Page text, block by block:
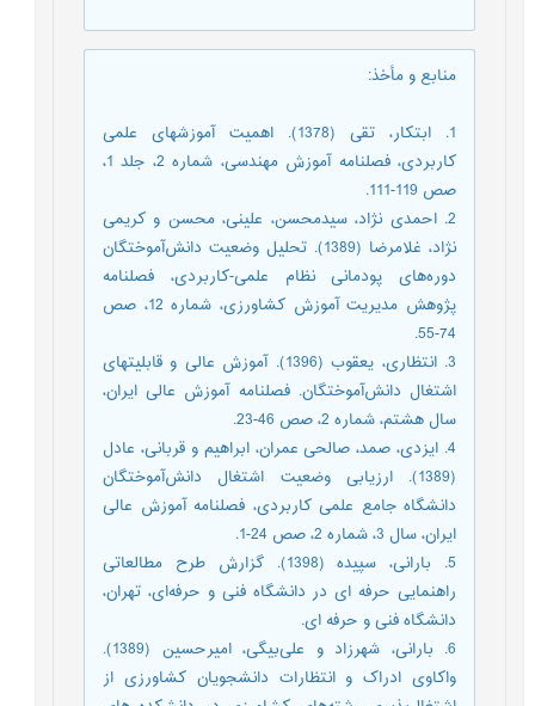
منابع و مأخذ:
1. ابتکار، تقی (1378). اهمیت آموزشهای علمی
کاربردی، فصلنامه آموزش مهندسی، شماره 2، جلد 1،
صص 119-111.
2. احمدی نژاد، سیدمحسن، علینی، محسن و کریمی
نژاد، غلامرضا (1389). تحلیل وضعیت دانش‌آموختگان
دوره‌های پودمانی نظام علمی-کاربردی، فصلنامه
پژوهش مدیریت آموزش کشاورزی، شماره 12، صص
74-55.
3. انتظاری، یعقوب (1396). آموزش عالی و قابلیتهای
اشتغال دانش‌آموختگان. فصلنامه آموزش عالی ایران،
سال هشتم، شماره 2، صص 46-23.
4. ایزدی، صمد، صالحی عمران، ابراهیم و قربانی، عادل
(1389). ارزیابی وضعیت اشتغال دانش‌آموختگان
دانشگاه جامع علمی کاربردی، فصلنامه آموزش عالی
ایران، سال 3، شماره 2، صص 24-1.
5. بارانی، سپیده (1398). گزارش طرح مطالعاتی
راهنمایی حرفه ای در دانشگاه فنی و حرفه‌ای، تهران،
دانشگاه فنی و حرفه ای.
6. بارانی، شهرزاد و علی‌بیگی، امیرحسین (1389).
واکاوی ادراک و انتظارات دانشجویان کشاورزی از